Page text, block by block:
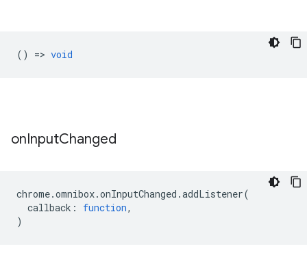
() => void
onInputChanged
chrome.omnibox.onInputChanged .addListener(
callback : function,
)